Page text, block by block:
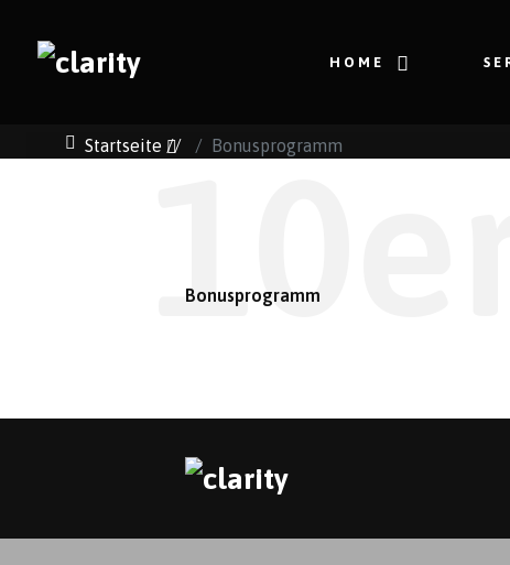
HOME
Startseite // Bonusprogramm
Bonusprogramm